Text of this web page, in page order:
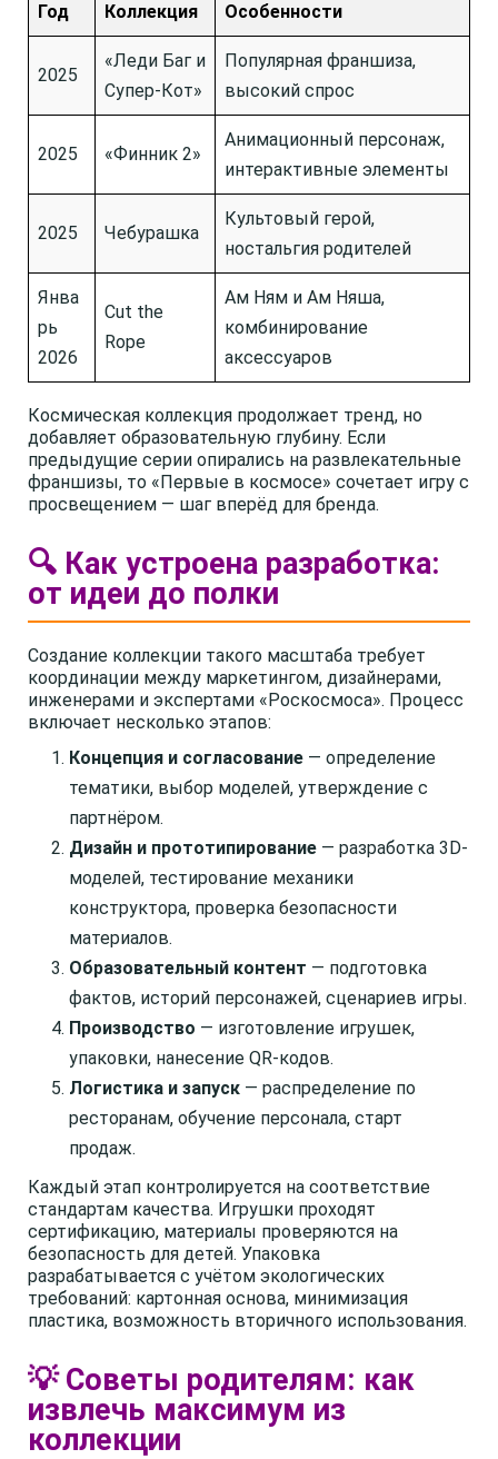
Год Коллекция Особенности
2025
«Леди Баг и
Супер-Кот»
Популярная франшиза,
высокий спрос
2025 «Финник 2»
Анимационный персонаж,
интерактивные элементы
2025 Чебурашка
Культовый герой,
ностальгия родителей
Янва
рь
2026
Cut the
Rope
Ам Ням и Ам Няша,
комбинирование
аксессуаров
Космическая коллекция продолжает тренд, но
добавляет образовательную глубину. Если
предыдущие серии опирались на развлекательные
франшизы, то «Первые в космосе» сочетает игру с
просвещением — шаг вперёд для бренда.
🔍 Как устроена разработка:
от идеи до полки
Создание коллекции такого масштаба требует
координации между маркетингом, дизайнерами,
инженерами и экспертами «Роскосмоса». Процесс
включает несколько этапов:
Концепция и согласование — определение
тематики, выбор моделей, утверждение с
партнёром.
Дизайн и прототипирование — разработка 3D-
моделей, тестирование механики
конструктора, проверка безопасности
материалов.
Образовательный контент — подготовка
фактов, историй персонажей, сценариев игры.
Производство — изготовление игрушек,
упаковки, нанесение QR-кодов.
Логистика и запуск — распределение по
ресторанам, обучение персонала, старт
продаж.
Каждый этап контролируется на соответствие
стандартам качества. Игрушки проходят
сертификацию, материалы проверяются на
безопасность для детей. Упаковка
разрабатывается с учётом экологических
требований: картонная основа, минимизация
пластика, возможность вторичного использования.
💡 Советы родителям: как
извлечь максимум из
коллекции